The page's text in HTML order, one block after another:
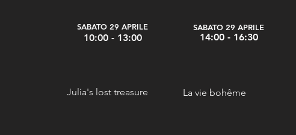
SABATO 29 APRILE
10:00 - 13:00
SABATO 29 APRILE
14:00 - 16:30
Julia's lost treasure La vie bohême